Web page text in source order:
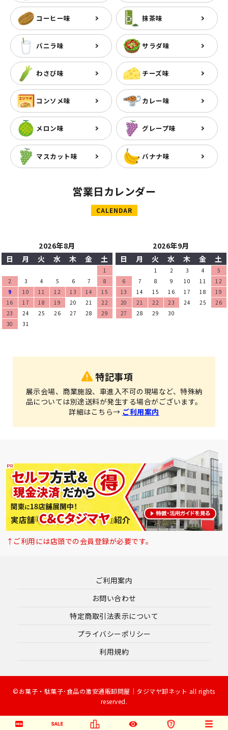
コーヒー味 抹茶味
バニラ味 サラダ味
わさび味 チーズ味
コンソメ味 カレー味
メロン味 グレープ味
マスカット味 バナナ味
営業日カレンダー
CALENDAR
2026年8月
日
月 火 水 木 金 土
1
2
3 4 5 6 7
8
9
10 11 12 13 14
15
16
17 18 19 20 21
22
23
24 25 26 27 28
29
30
31
2026年9月
日
月 火 水 木 金 土
1 2 3 4
5
6
7 8 9 10 11
12
13
14 15 16 17 18
19
20
21 22 23 24 25
26
27
28 29 30
特記事項
展示会場、商業施設、車進入不可の現場など、特殊納
品については別途送料が発生する場合がございます。
詳細はこちら→ ご利用案内
↑ご利用には店頭での会員登録が必要です。
ご利用案内
お問い合わせ
特定商取引法表示について
プライバシーポリシー
利用規約
©お菓子・駄菓子･食品の激安通販卸問屋｜タジマヤ卸ネット all rights
reserved.